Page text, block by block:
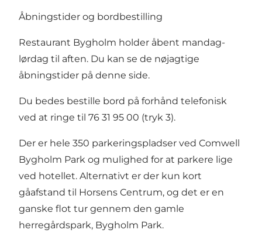
Åbningstider og bordbestilling
Restaurant Bygholm holder åbent mandag-
lørdag til aften. Du kan se de nøjagtige
åbningstider på denne side.
Du bedes bestille bord på forhånd telefonisk
ved at ringe til 76 31 95 00 (tryk 3).
Der er hele 350 parkeringspladser ved Comwell
Bygholm Park og mulighed for at parkere lige
ved hotellet. Alternativt er der kun kort
gåafstand til Horsens Centrum, og det er en
ganske flot tur gennem den gamle
herregårdspark, Bygholm Park.